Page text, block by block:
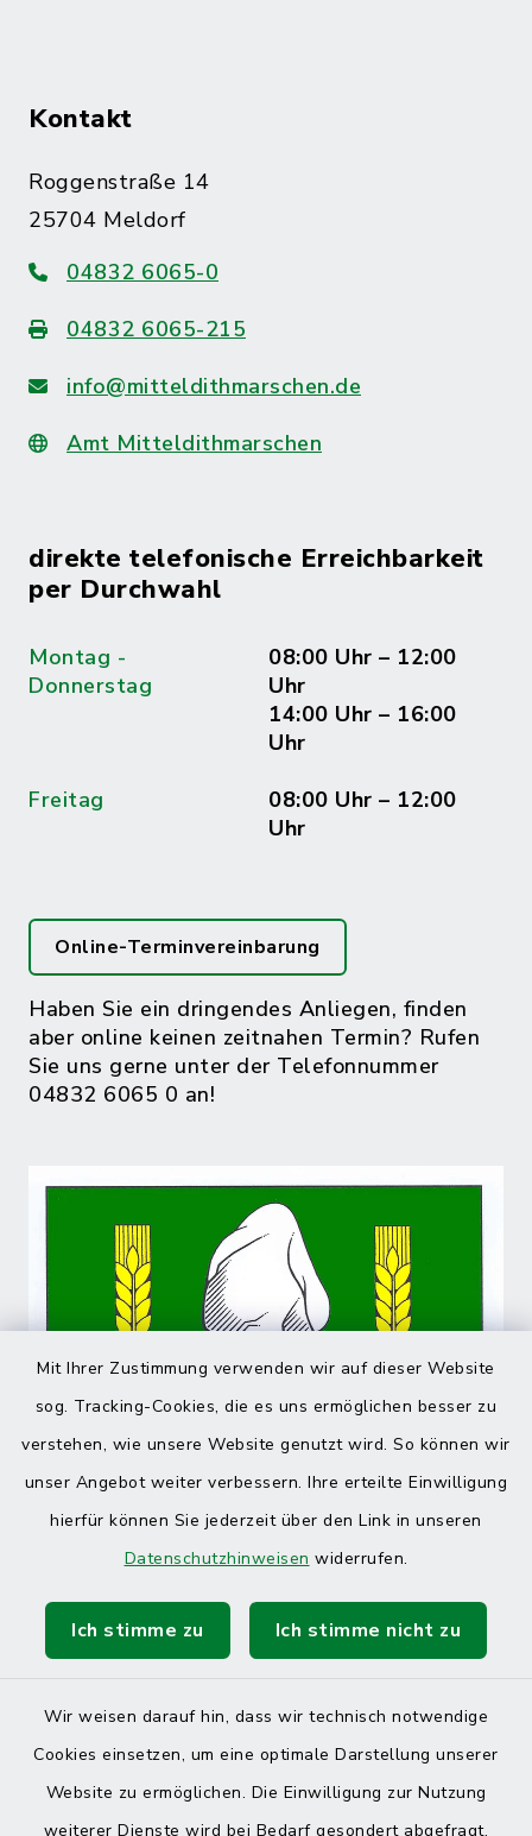
Mit Ihrer Zustimmung verwenden wir auf dieser Website
sog. Tracking-Cookies, die es uns ermöglichen besser zu
verstehen, wie unsere Website genutzt wird. So können wir
unser Angebot weiter verbessern. Ihre erteilte Einwilligung
hierfür können Sie jederzeit über den Link in unseren
Datenschutzhinweisen widerrufen.
Ich stimme zu Ich stimme nicht zu
Wir weisen darauf hin, dass wir technisch notwendige
Cookies einsetzen, um eine optimale Darstellung unserer
Website zu ermöglichen. Die Einwilligung zur Nutzung
weiterer Dienste wird bei Bedarf gesondert abgefragt.
Kontakt
Roggenstraße 14
25704 Meldorf
04832 6065-0
04832 6065-215
info@mitteldithmarschen.de
Amt Mitteldithmarschen
direkte telefonische Erreichbarkeit
per Durchwahl
Montag -
Donnerstag
08:00 Uhr – 12:00
Uhr
14:00 Uhr – 16:00
Uhr
Freitag
08:00 Uhr – 12:00
Uhr
Online-Terminvereinbarung
Haben Sie ein dringendes Anliegen, finden
aber online keinen zeitnahen Termin? Rufen
Sie uns gerne unter der Telefonnummer
04832 6065 0 an!